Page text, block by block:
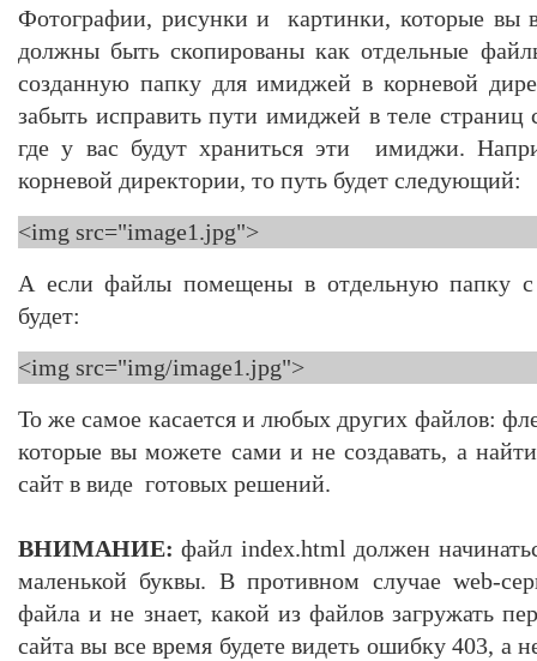
Фотографии, рисунки и картинки, которые вы
должны быть скопированы как отдельные
созданную папку для имиджей в корневой
забыть исправить пути имиджей в теле страниц
где у вас будут храниться эти имиджи.
корневой директории, то путь будет следующий:
<img src="image1.jpg">
А если файлы помещены в отдельную папку
будет:
<img src="img/image1.jpg">
То же самое касается и любых других файлов:
которые вы можете сами и не создавать, а
сайт в виде готовых решений.
ВНИМАНИЕ: файл index.html должен
маленькой буквы. В противном случае web-
файла и не знает, какой из файлов загружать
сайта вы все время будете видеть ошибку 403, а